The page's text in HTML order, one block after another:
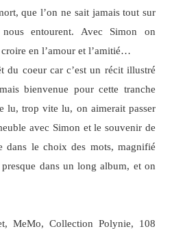
que l’on ne sait jamais tout sur
entourent. Avec Simon on
en l’amour et l’amitié…
du coeur car c’est un récit illustré
bienvenue pour cette tranche
lu, trop vite lu, on aimerait passer
avec Simon et le souvenir de
dans le choix des mots, magnifié
dans un long album, et on
MeMo, Collection Polynie, 108